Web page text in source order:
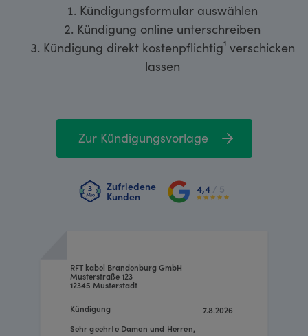
Kündigungsformular auswählen
Kündigung online unterschreiben
Kündigung direkt kostenpflichtig¹ verschicken
lassen
Zur Kündigungsvorlage
Zufriedene
Kunden
4,4 / 5
7.8.2026
RFT kabel Brandenburg GmbH
Musterstraße 123
12345 Musterstadt
Sehr geehrte Damen und Herren,
Kündigung